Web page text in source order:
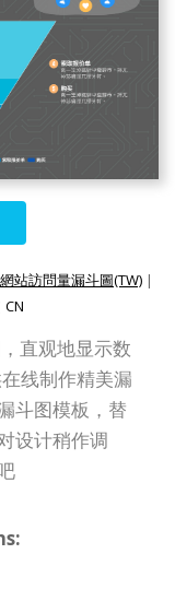
網站訪問量漏斗圖(TW) |
CN
直观地显示数
线制作精美漏
斗图模板，替
设计稍作调